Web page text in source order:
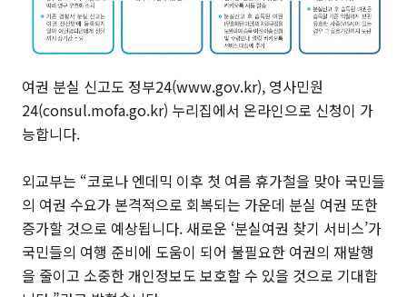
여권 분실 신고도 정부24(www.gov.kr), 영사민원
24(consul.mofa.go.kr) 누리집에서 온라인으로 신청이 가
능합니다.
외교부는 “코로나 엔데믹 이후 첫 여름 휴가철을 맞아 국민들
의 여권 수요가 본격적으로 회복되는 가운데 분실 여권 또한
증가할 것으로 예상됩니다. 새로운 ‘분실여권 찾기 서비스’가
국민들의 여행 준비에 도움이 되어 불필요한 여권의 재발행
을 줄이고 소중한 개인정보도 보호할 수 있을 것으로 기대합